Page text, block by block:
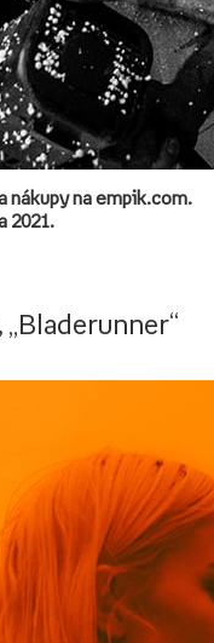
nákupy na empik.com.
2021.